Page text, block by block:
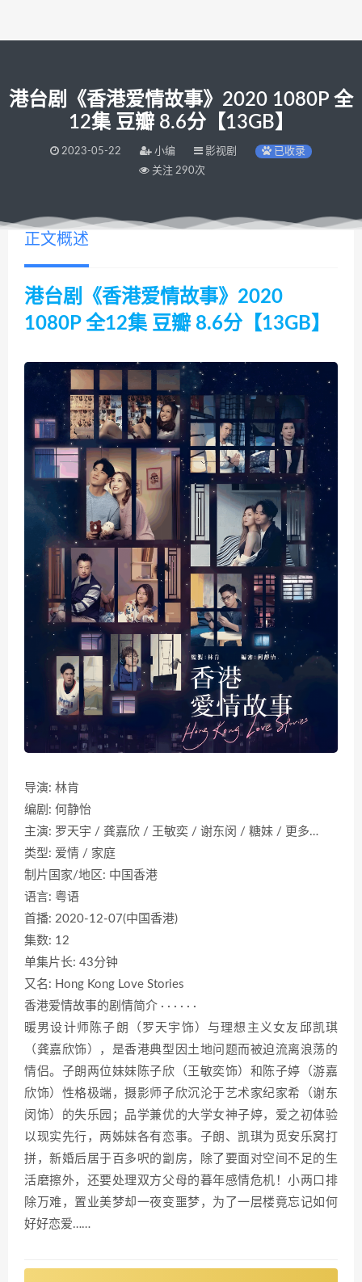
港台剧《香港爱情故事》2020 1080P 全
12集 豆瓣 8.6分【13GB】
2023-05-22 小编 影视剧
已收录
关注 290次
正文概述
港台剧《香港爱情故事》2020
1080P 全12集 豆瓣 8.6分【13GB】
导演: 林肯
编剧: 何静怡
主演: 罗天宇 / 龚嘉欣 / 王敏奕 / 谢东闵 / 糖妹 / 更多…
类型: 爱情 / 家庭
制片国家/地区: 中国香港
语言: 粤语
首播: 2020-12-07(中国香港)
集数: 12
单集片长: 43分钟
又名: Hong Kong Love Stories
香港爱情故事的剧情简介 · · · · · ·
暖男设计师陈子朗（罗天宇饰）与理想主义女友邱凯琪
（龚嘉欣饰），是香港典型因土地问题而被迫流离浪荡的
情侣。子朗两位妹妹陈子欣（王敏奕饰）和陈子婷（游嘉
欣饰）性格极端，摄影师子欣沉沦于艺术家纪家希（谢东
闵饰）的失乐园；品学兼优的大学女神子婷，爱之初体验
以现实先行，两姊妹各有恋事。子朗、凯琪为觅安乐窝打
拼，新婚后居于百多呎的劏房，除了要面对空间不足的生
活磨擦外，还要处理双方父母的暮年感情危机！小两口排
除万难，置业美梦却一夜变噩梦，为了一层楼竟忘记如何
好好恋爱……